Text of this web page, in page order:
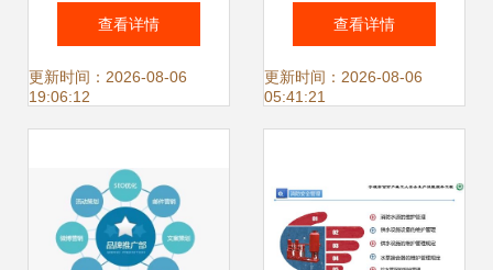
业务推广与数字图
表企业发展模式规
站推广实战指南
查看详情
更新时间：2026-08-06
19:06:12
力中小企业发展，
网站推广驱动创新
查看详情
更新时间：2026-08-06
05:41:21